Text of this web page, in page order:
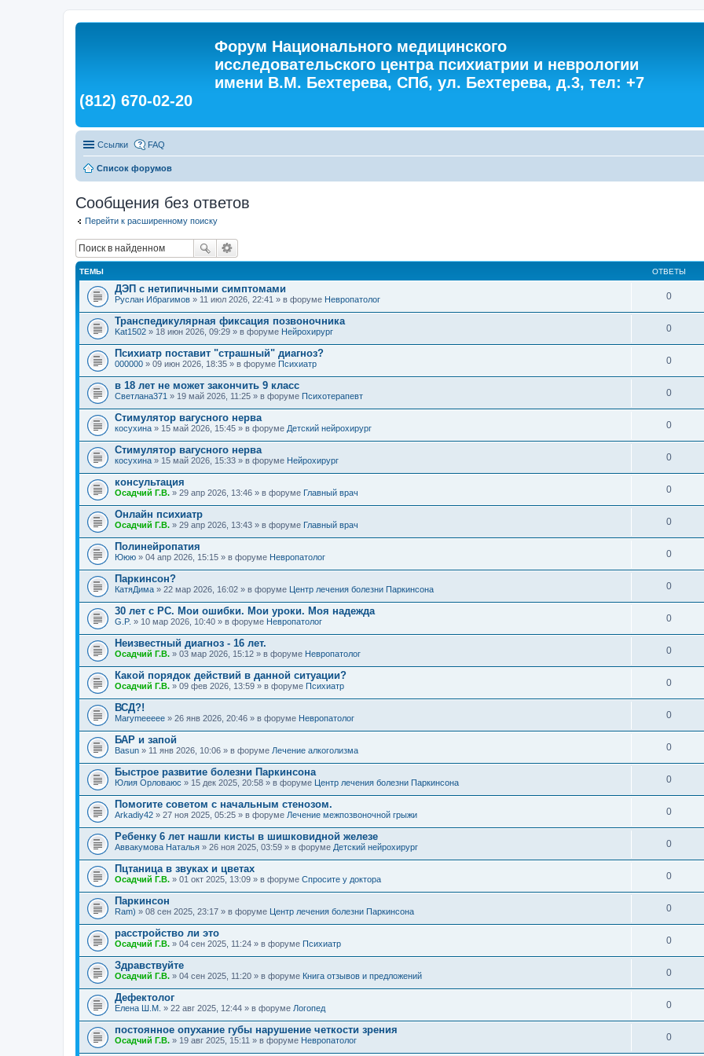
Форум Национального медицинского
исследовательского центра психиатрии и неврологии
имени В.М. Бехтерева, СПб, ул. Бехтерева, д.3, тел: +7
(812) 670-02-20
Ссылки FAQ
Список форумов
Сообщения без ответов
Перейти к расширенному поиску
ТЕМЫ ОТВЕТЫ
ДЭП с нетипичными симптомами
Руслан Ибрагимов » 11 июл 2026, 22:41 » в форуме Невропатолог 0
Транспедикулярная фиксация позвоночника
Kat1502 » 18 июн 2026, 09:29 » в форуме Нейрохирург 0
Психиатр поставит "страшный" диагноз?
000000 » 09 июн 2026, 18:35 » в форуме Психиатр 0
в 18 лет не может закончить 9 класс
Светлана371 » 19 май 2026, 11:25 » в форуме Психотерапевт 0
Стимулятор вагусного нерва
косухина » 15 май 2026, 15:45 » в форуме Детский нейрохирург 0
Стимулятор вагусного нерва
косухина » 15 май 2026, 15:33 » в форуме Нейрохирург 0
консультация
Осадчий Г.В. » 29 апр 2026, 13:46 » в форуме Главный врач 0
Онлайн психиатр
Осадчий Г.В. » 29 апр 2026, 13:43 » в форуме Главный врач 0
Полинейропатия
Ююю » 04 апр 2026, 15:15 » в форуме Невропатолог 0
Паркинсон?
КатяДима » 22 мар 2026, 16:02 » в форуме Центр лечения болезни Паркинсона 0
30 лет с РС. Мои ошибки. Мои уроки. Моя надежда
G.P. » 10 мар 2026, 10:40 » в форуме Невропатолог 0
Неизвестный диагноз - 16 лет.
Осадчий Г.В. » 03 мар 2026, 15:12 » в форуме Невропатолог 0
Какой порядок действий в данной ситуации?
Осадчий Г.В. » 09 фев 2026, 13:59 » в форуме Психиатр 0
ВСД?!
Marymeeeee » 26 янв 2026, 20:46 » в форуме Невропатолог 0
БАР и запой
Basun » 11 янв 2026, 10:06 » в форуме Лечение алкоголизма 0
Быстрое развитие болезни Паркинсона
Юлия Орловаюс » 15 дек 2025, 20:58 » в форуме Центр лечения болезни Паркинсона 0
Помогите советом с начальным стенозом.
Arkadiy42 » 27 ноя 2025, 05:25 » в форуме Лечение межпозвоночной грыжи 0
Ребенку 6 лет нашли кисты в шишковидной железе
Аввакумова Наталья » 26 ноя 2025, 03:59 » в форуме Детский нейрохирург 0
Пцтаница в звуках и цветах
Осадчий Г.В. » 01 окт 2025, 13:09 » в форуме Спросите у доктора 0
Паркинсон
Ram) » 08 сен 2025, 23:17 » в форуме Центр лечения болезни Паркинсона 0
расстройство ли это
Осадчий Г.В. » 04 сен 2025, 11:24 » в форуме Психиатр 0
Здравствуйте
Осадчий Г.В. » 04 сен 2025, 11:20 » в форуме Книга отзывов и предложений 0
Дефектолог
Елена Ш.М. » 22 авг 2025, 12:44 » в форуме Логопед 0
постоянное опухание губы нарушение четкости зрения
Осадчий Г.В. » 19 авг 2025, 15:11 » в форуме Невропатолог 0